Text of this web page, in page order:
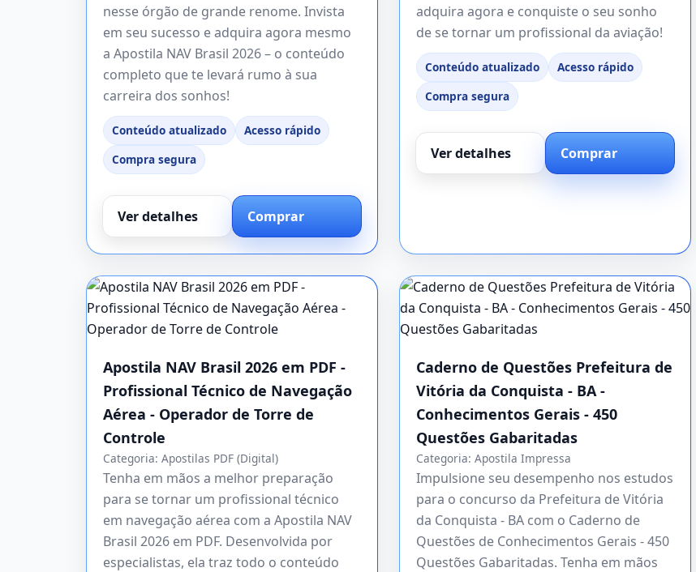
nesse órgão de grande renome. Invista
em seu sucesso e adquira agora mesmo
a Apostila NAV Brasil 2026 – o conteúdo
completo que te levará rumo à sua
carreira dos sonhos!
Conteúdo atualizado
Acesso rápido
Compra segura
Ver detalhes Comprar
adquira agora e conquiste o seu sonho
de se tornar um profissional da aviação!
Conteúdo atualizado
Acesso rápido
Compra segura
Ver detalhes Comprar
Apostila NAV Brasil 2026 em PDF -
Profissional Técnico de Navegação
Aérea - Operador de Torre de
Controle
Categoria: Apostilas PDF (Digital)
Tenha em mãos a melhor preparação
para se tornar um profissional técnico
em navegação aérea com a Apostila NAV
Brasil 2026 em PDF. Desenvolvida por
especialistas, ela traz todo o conteúdo
Caderno de Questões Prefeitura de
Vitória da Conquista - BA -
Conhecimentos Gerais - 450
Questões Gabaritadas
Categoria: Apostila Impressa
Impulsione seu desempenho nos estudos
para o concurso da Prefeitura de Vitória
da Conquista - BA com o Caderno de
Questões de Conhecimentos Gerais - 450
Questões Gabaritadas. Tenha em mãos